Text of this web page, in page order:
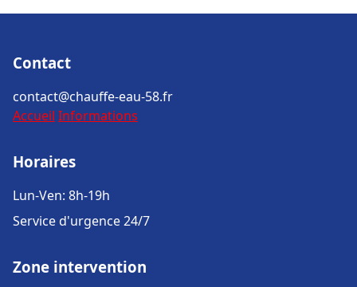
Contact
contact@chauffe-eau-58.fr
Accueil Informations
Horaires
Lun-Ven: 8h-19h
Service d'urgence 24/7
Zone intervention